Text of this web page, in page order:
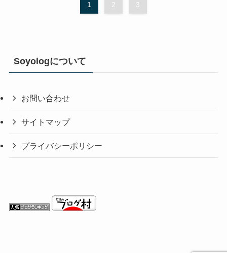
1 2 3
Soyologについて
お問い合わせ
サイトマップ
プライバシーポリシー